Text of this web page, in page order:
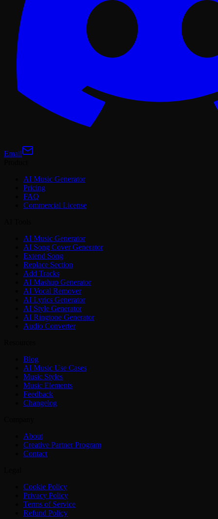
Email
AI Music Generator
Pricing
FAQ
Commercial License
AI Music Generator
AI Song Cover Generator
Extend Song
Replace Section
Add Tracks
AI Mashup Generator
AI Vocal Remover
AI Lyrics Generator
AI Style Generator
AI Ringtone Generator
Audio Converter
Blog
AI Music Use Cases
Music Styles
Music Elements
Feedback
Changelog
About
Creative Partner Program
Contact
Cookie Policy
Privacy Policy
Terms of Service
Refund Policy